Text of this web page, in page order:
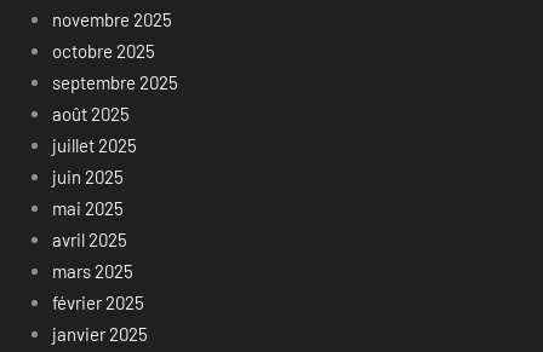
novembre 2025
octobre 2025
septembre 2025
août 2025
juillet 2025
juin 2025
mai 2025
avril 2025
mars 2025
février 2025
janvier 2025